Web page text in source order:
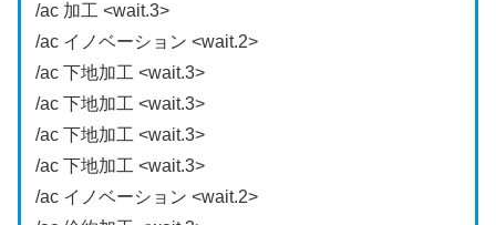
/ac 加工 <wait.3>
/ac イノベーション <wait.2>
/ac 下地加工 <wait.3>
/ac 下地加工 <wait.3>
/ac 下地加工 <wait.3>
/ac 下地加工 <wait.3>
/ac イノベーション <wait.2>